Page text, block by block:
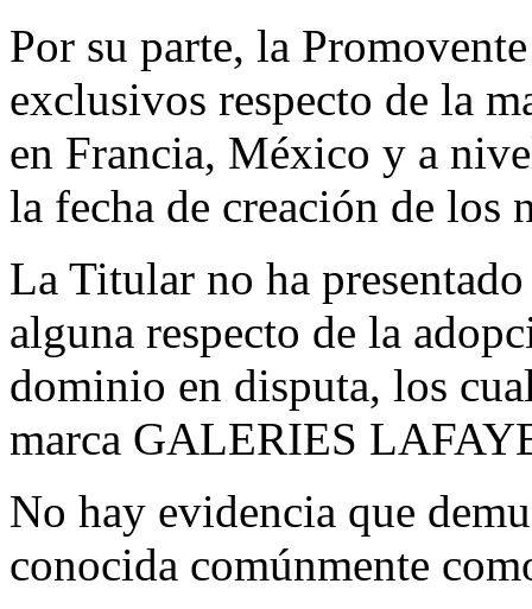
Por su parte, la
exclusivos respecto de la
en Francia, México y a
la fecha de creación de los
La Titular no ha
alguna respecto de la
dominio en disputa, los
marca GALERIES
No hay evidencia que
conocida comúnmente